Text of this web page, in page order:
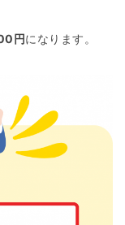
円になります。